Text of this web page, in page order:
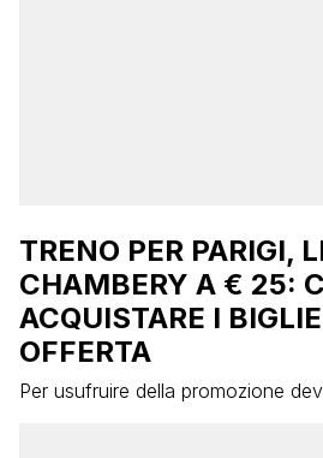
TRENO PER PARIGI,
CHAMBERY A € 25:
ACQUISTARE I
OFFERTA
Per usufruire della promozione